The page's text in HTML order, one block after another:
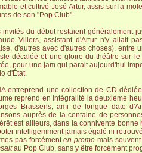
et cultivé José Artur, assis sur la
de son "Pop Club".
invités du début restaient généralement
Villers, assistant d'Artur n'y allait
d'autres avec d'autres choses), entre
décalée et une gloire du théâtre sur
pour une jam qui parait aujourd'hui
d'État.
entreprend une collection de CD
reprend en intégralité la deuxième
Brassens, ami de longue date
auprès de la centaine de
est ailleurs, dans la connivente
intelligemment jamais égalé ni
pas forcémenten promo mais
au Pop Club, sans y être forcément